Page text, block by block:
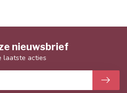
nieuwsbrief
laatste acties